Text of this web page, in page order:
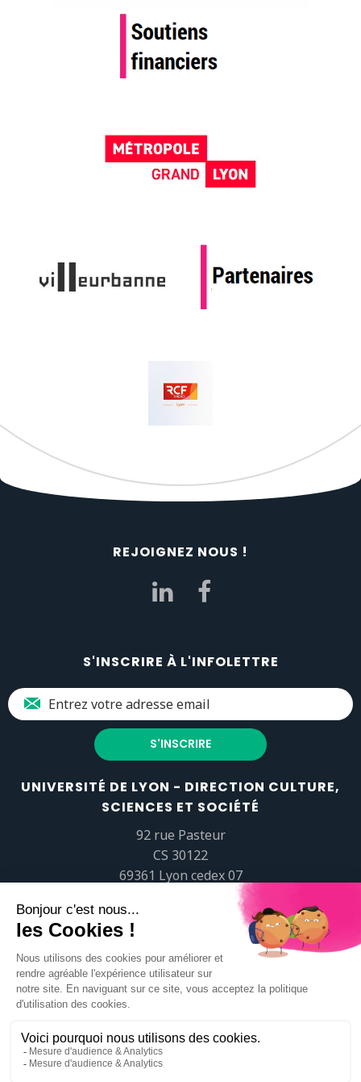
REJOIGNEZ NOUS !
S'INSCRIRE À L'INFOLETTRE
UNIVERSITÉ DE LYON - DIRECTION CULTURE,
SCIENCES ET SOCIÉTÉ
92 rue Pasteur
CS 30122
69361 Lyon cedex 07
popsciences@universite-lyon.fr
Tél.+33 (0)4 37 37 82 01
https://www.youtube.com/embed/Qm-prNOXepo